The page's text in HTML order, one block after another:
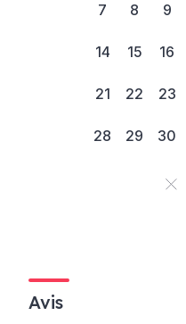
7 8 9
14 15 16
21 22 23
28 29 30
Avis